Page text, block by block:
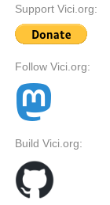
Support Vici.org:
Follow Vici.org:
Build Vici.org: